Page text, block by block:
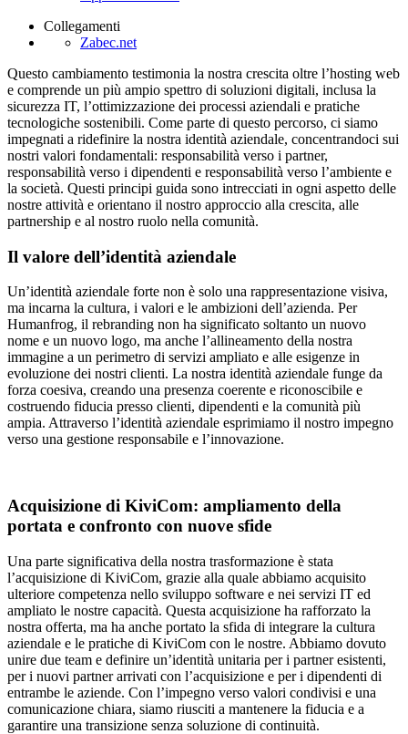
Collegamenti
Zabec.net
Questo cambiamento testimonia la nostra crescita oltre l’hosting web
e comprende un più ampio spettro di soluzioni digitali, inclusa la
sicurezza IT, l’ottimizzazione dei processi aziendali e pratiche
tecnologiche sostenibili. Come parte di questo percorso, ci siamo
impegnati a ridefinire la nostra identità aziendale, concentrandoci sui
nostri valori fondamentali: responsabilità verso i partner,
responsabilità verso i dipendenti e responsabilità verso l’ambiente e
la società. Questi principi guida sono intrecciati in ogni aspetto delle
nostre attività e orientano il nostro approccio alla crescita, alle
partnership e al nostro ruolo nella comunità.
Il valore dell’identità aziendale
Un’identità aziendale forte non è solo una rappresentazione visiva,
ma incarna la cultura, i valori e le ambizioni dell’azienda. Per
Humanfrog, il rebranding non ha significato soltanto un nuovo
nome e un nuovo logo, ma anche l’allineamento della nostra
immagine a un perimetro di servizi ampliato e alle esigenze in
evoluzione dei nostri clienti. La nostra identità aziendale funge da
forza coesiva, creando una presenza coerente e riconoscibile e
costruendo fiducia presso clienti, dipendenti e la comunità più
ampia. Attraverso l’identità aziendale esprimiamo il nostro impegno
verso una gestione responsabile e l’innovazione.
Acquisizione di KiviCom: ampliamento della
portata e confronto con nuove sfide
Una parte significativa della nostra trasformazione è stata
l’acquisizione di KiviCom, grazie alla quale abbiamo acquisito
ulteriore competenza nello sviluppo software e nei servizi IT ed
ampliato le nostre capacità. Questa acquisizione ha rafforzato la
nostra offerta, ma ha anche portato la sfida di integrare la cultura
aziendale e le pratiche di KiviCom con le nostre. Abbiamo dovuto
unire due team e definire un’identità unitaria per i partner esistenti,
per i nuovi partner arrivati con l’acquisizione e per i dipendenti di
entrambe le aziende. Con l’impegno verso valori condivisi e una
comunicazione chiara, siamo riusciti a mantenere la fiducia e a
garantire una transizione senza soluzione di continuità.